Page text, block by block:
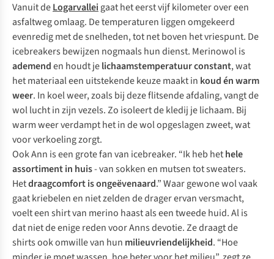
Vanuit deLogarvallei gaat het eerst vijf kilometer over een
asfaltweg omlaag. De temperaturen liggen omgekeerd
evenredig met de snelheden, tot net boven het vriespunt. De
icebreakers bewijzen nogmaals hun dienst. Merinowol is
ademenden houdt jelichaamstemperatuur constant, wat
het materiaal een uitstekende keuze maakt in koud én warm
weer. In koel weer, zoals bij deze flitsende afdaling, vangt de
wol lucht in zijn vezels. Zo isoleert de kledij je lichaam. Bij
warm weer verdampt het in de wol opgeslagen zweet, wat
voor verkoeling zorgt.
Ook Ann is een grote fan van icebreaker. “Ik heb hethele
assortiment in huis- van sokken en mutsen tot sweaters.
Hetdraagcomfort is ongeëvenaard.” Waar gewone wol vaak
gaat kriebelen en niet zelden de drager ervan versmacht,
voelt een shirt van merino haast als een tweede huid. Al is
dat niet de enige reden voor Anns devotie. Ze draagt de
shirts ook omwille van hun milieuvriendelijkheid. “Hoe